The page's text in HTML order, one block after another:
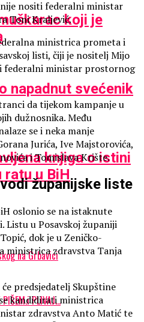
koji je
napadnut svećenik
knjiga o istini
u BiH
na Grbavici
PLIVAJ…
nositi federalni ministar
Toni Kraljević.
ministrica prometa i
listi, čiji je nositelj Mijo
federalni ministar prostornog
da tijekom kampanje u
dužnosnika. Među
se i neka manje
Jurića, Ive Majstorovića,
i Tomislava Krište.
županijske liste
oslonio se na istaknute
Listu u Posavskoj županiji
dok je u Zeničko-
ministrica zdravstva Tanja
predsjedatelj Skupštine
kandidirati ministrica
zdravstva Anto Matić te